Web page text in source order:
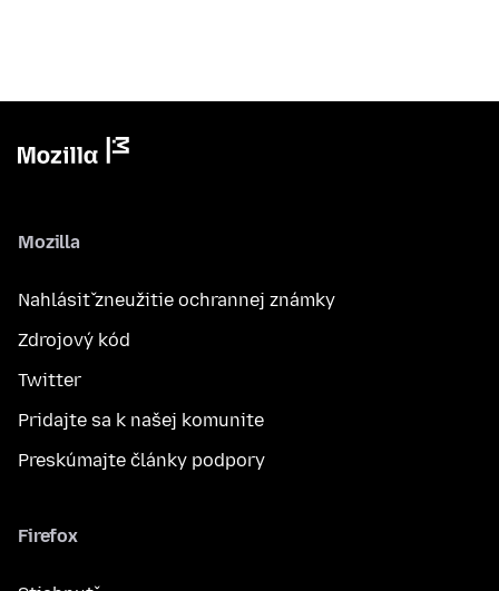
Mozilla
Nahlásiť zneužitie ochrannej známky
Zdrojový kód
Twitter
Pridajte sa k našej komunite
Preskúmajte články podpory
Firefox